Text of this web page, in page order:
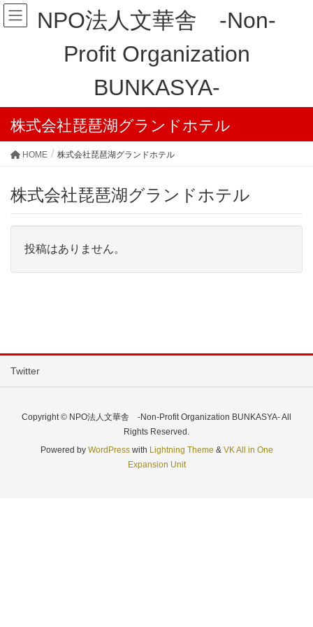
NPO法人文華舎 -Non-
Profit Organization
BUNKASYA-
株式会社琵琶湖グランドホテル
HOME 株式会社琵琶湖グランドホテル
株式会社琵琶湖グランドホテル
投稿はありません。
Twitter
Copyright © NPO法人文華舎 -Non-Profit Organization BUNKASYA- All
Rights Reserved.
Powered by WordPresswith Lightning Theme & VK All in One
Expansion Unit